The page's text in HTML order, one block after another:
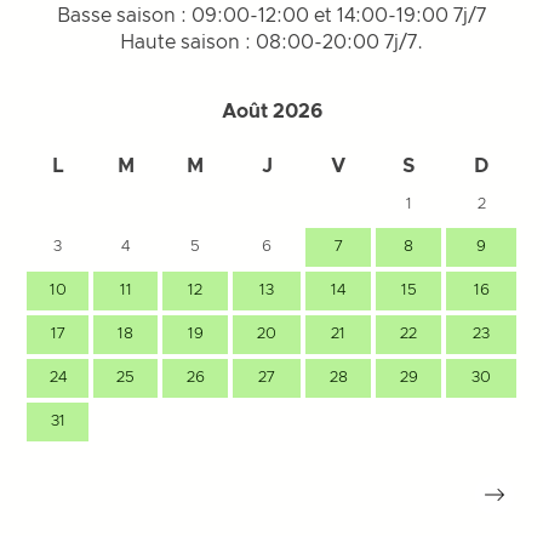
Basse saison : 09:00-12:00 et 14:00-19:00 7j/7
Haute saison : 08:00-20:00 7j/7.
Août 2026
L M M J V S D
1 2
3 4 5 6 7 8 9
10 11 12 13 14 15 16
17 18 19 20 21 22 23
24 25 26 27 28 29 30
31